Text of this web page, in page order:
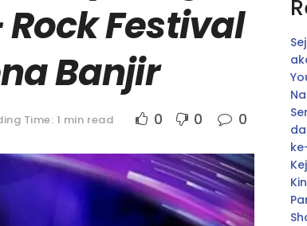
Festival
Banjir
Time: 1 min read 0 0 0